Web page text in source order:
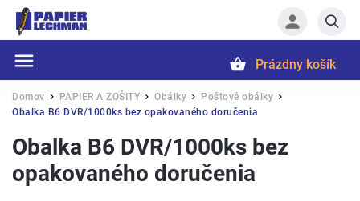
Prázdny košík
Domov / PAPIER A ZOŠITY / Obálky / Poštové obálky /
Obalka B6 DVR/1000ks bez opakovaného doručenia
Obalka B6 DVR/1000ks bez
opakovaného doručenia